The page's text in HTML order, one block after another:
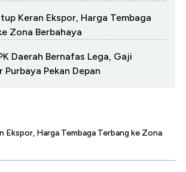
Keran Ekspor, Harga Tembaga
Zona Berbahaya
Daerah Bernafas Lega, Gaji
Pekan Depan
Ekspor, Harga Tembaga Terbang ke Zona